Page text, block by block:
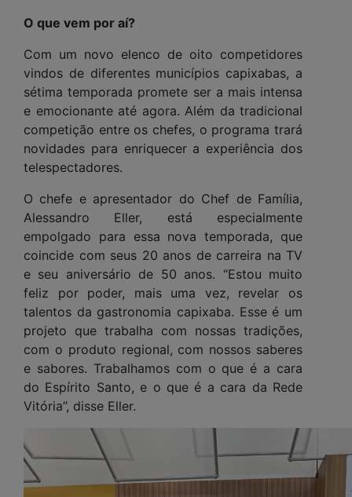
O que vem por aí?
Com um novo elenco de oito competidores
vindos de diferentes municípios capixabas, a
sétima temporada promete ser a mais intensa
e emocionante até agora. Além da tradicional
competição entre os chefes, o programa trará
novidades para enriquecer a experiência dos
telespectadores.
O chefe e apresentador do Chef de Família,
Alessandro Eller, está especialmente
empolgado para essa nova temporada, que
coincide com seus 20 anos de carreira na TV
e seu aniversário de 50 anos. “Estou muito
feliz por poder, mais uma vez, revelar os
talentos da gastronomia capixaba. Esse é um
projeto que trabalha com nossas tradições,
com o produto regional, com nossos saberes
e sabores. Trabalhamos com o que é a cara
do Espírito Santo, e o que é a cara da Rede
Vitória”, disse Eller.